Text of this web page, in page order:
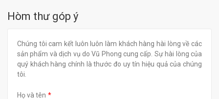
Hòm thư góp ý
Chúng tôi cam kết luôn luôn làm khách hàng hài lòng về các
sản phẩm và dịch vụ do Vũ Phong cung cấp. Sự hài lòng của
quý khách hàng chính là thước đo uy tín hiệu quả của chúng
tôi.
Họ và tên